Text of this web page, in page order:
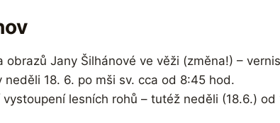
obrazů Jany Šilhánové ve věži (změna!) –
neděli 18. 6. po mši sv. cca od 8:45 hod.
vystoupení lesních rohů – tutéž neděli (18.6.) od